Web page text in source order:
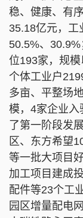
稳、健康、有
35.18亿元，工
50.5%、
位193家，规模
个体工业户
多亩、平整场
模，4家企业入
了第一阶段发
区、东方希望
等一批大项目
加工项目建成
配件等23个工
园区增量配电